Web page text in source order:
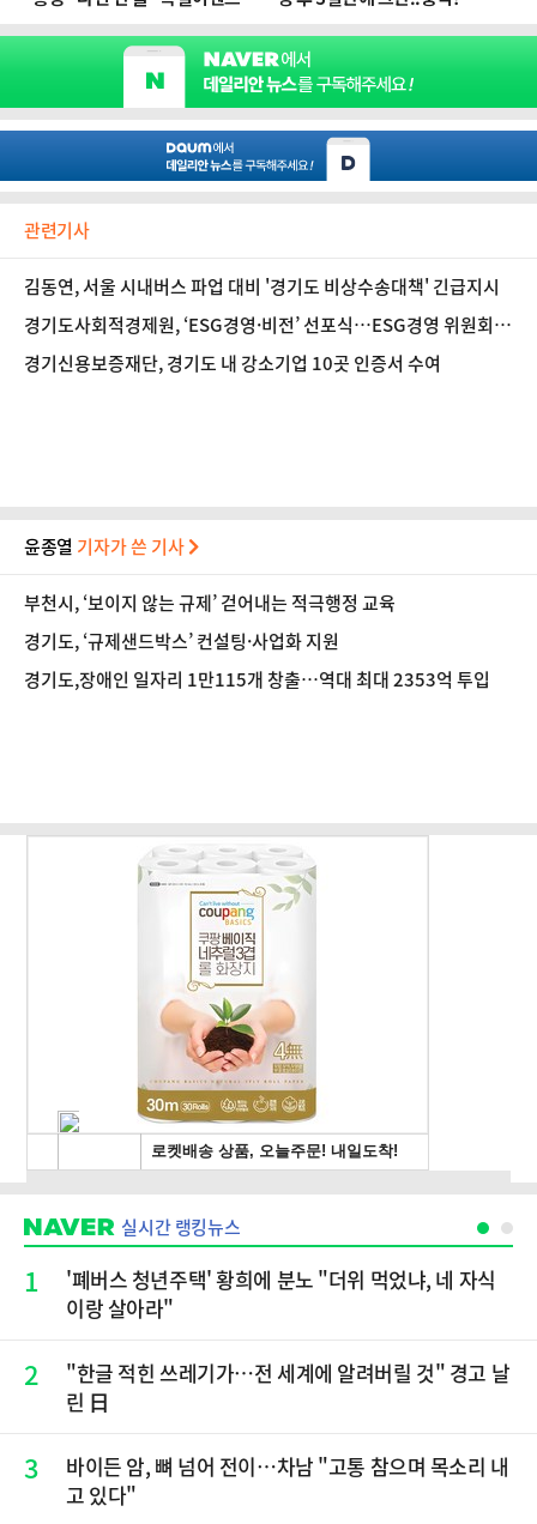
관련기사
김동연, 서울 시내버스 파업 대비 '경기도 비상수송대책' 긴급지시
경기도사회적경제원, ‘ESG경영·비전’ 선포식…ESG경영 위원회
출범
경기신용보증재단, 경기도 내 강소기업 10곳 인증서 수여
윤종열 기자가 쓴 기사
부천시, ‘보이지 않는 규제’ 걷어내는 적극행정 교육
경기도, ‘규제샌드박스’ 컨설팅·사업화 지원
경기도,장애인 일자리 1만115개 창출…역대 최대 2353억 투입
실시간 랭킹뉴스
1
'폐버스 청년주택' 황희에 분노 "더위 먹었냐, 네 자식
이랑 살아라"
2
"한글 적힌 쓰레기가…전 세계에 알려버릴 것" 경고 날
린 日
3
바이든 암, 뼈 넘어 전이…차남 "고통 참으며 목소리 내
고 있다"